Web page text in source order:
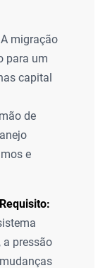
A migração
para um
capital
de
e
a pressão